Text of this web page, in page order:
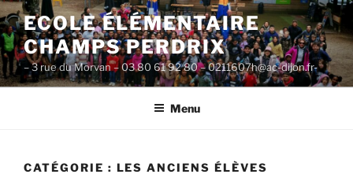
Aller
au
contenu
principal
ECOLE ÉLÉMENTAIRE
CHAMPS PERDRIX
– 3 rue du Morvan – 03 80 61 92 80 – 0211607h@ac-dijon.fr-
Menu
CATÉGORIE : LES ANCIENS ÉLÈVES